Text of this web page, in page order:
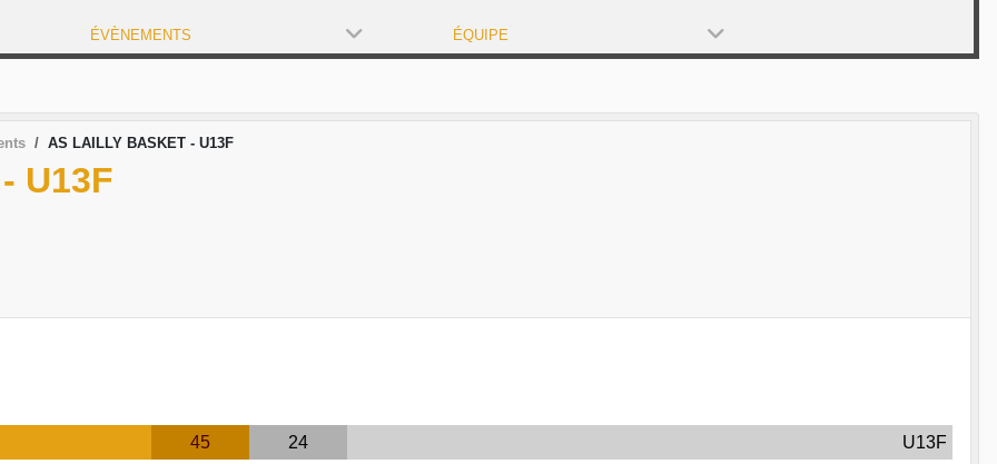
ÉVÈNEMENTS ÉQUIPE
AS LAILLY BASKET - U13F
U13F
45 24 U13F